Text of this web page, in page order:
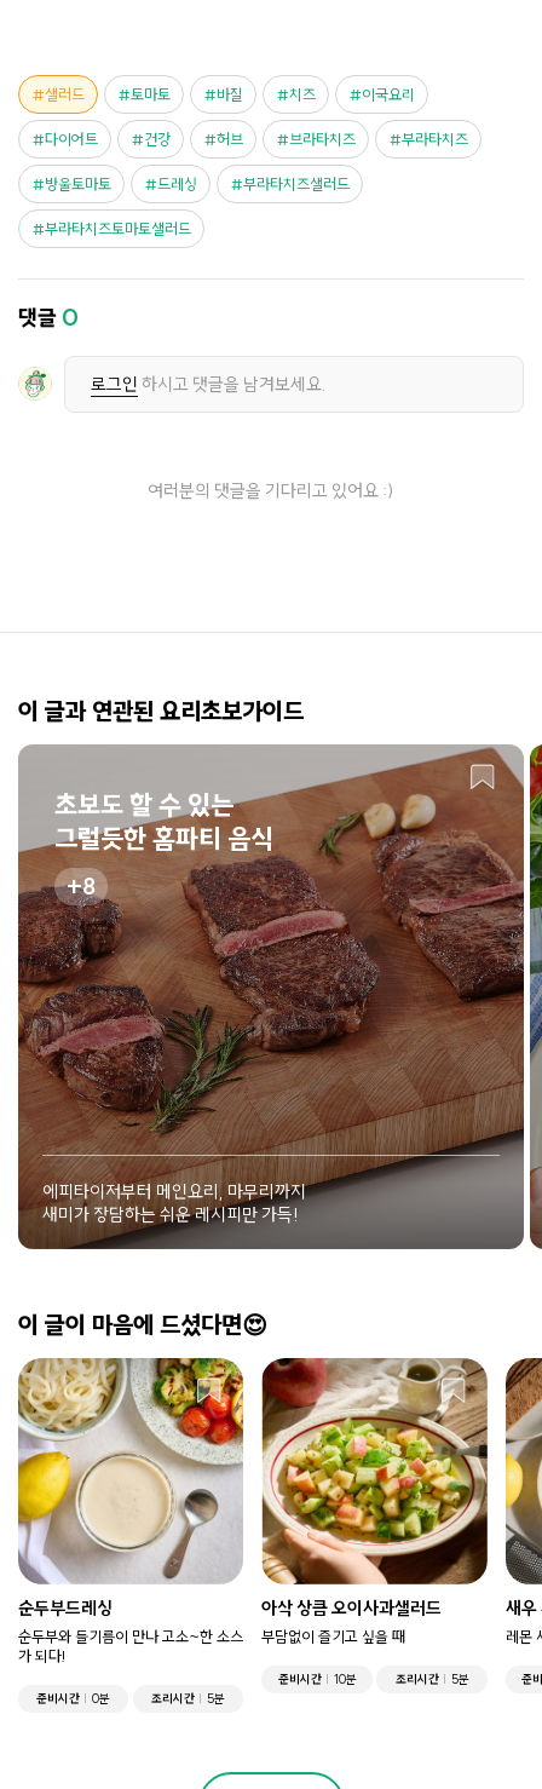
샐러드 토마토 바질 치즈 이국요리
다이어트 건강 허브 브라타치즈 부라타치즈
방울토마토 드레싱 부라타치즈샐러드
부라타치즈토마토샐러드
댓글 0
로그인 하시고 댓글을 남겨보세요.
여러분의 댓글을 기다리고 있어요 :)
이 글과 연관된 요리초보가이드
초보도 할 수 있는
그럴듯한 홈파티 음식
8
에피타이저부터 메인요리, 마무리까지
새미가 장담하는 쉬운 레시피만 가득!
이 글이 마음에 드셨다면😍
순두부드레싱
순두부와 들기름이 만나 고소~한 소스
가 되다!
준비시간 0분 조리시간 5분
아삭 상큼 오이사과샐러드
부담없이 즐기고 싶을 때
준비시간 10분 조리시간 5분
새우
레몬
준